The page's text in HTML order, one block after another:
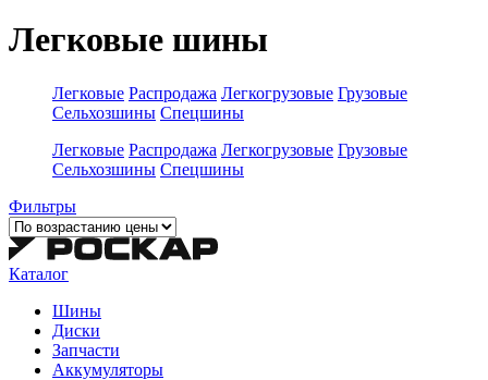
Легковые шины
Легковые Распродажа Легкогрузовые Грузовые
Сельхозшины Спецшины
Легковые Распродажа Легкогрузовые Грузовые
Сельхозшины Спецшины
Фильтры
Каталог
Шины
Диски
Запчасти
Аккумуляторы